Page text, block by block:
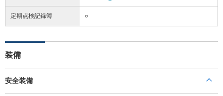
定期点検記録簿 ○
装備
安全装備